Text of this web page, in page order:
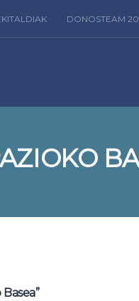
DONOSTEAM